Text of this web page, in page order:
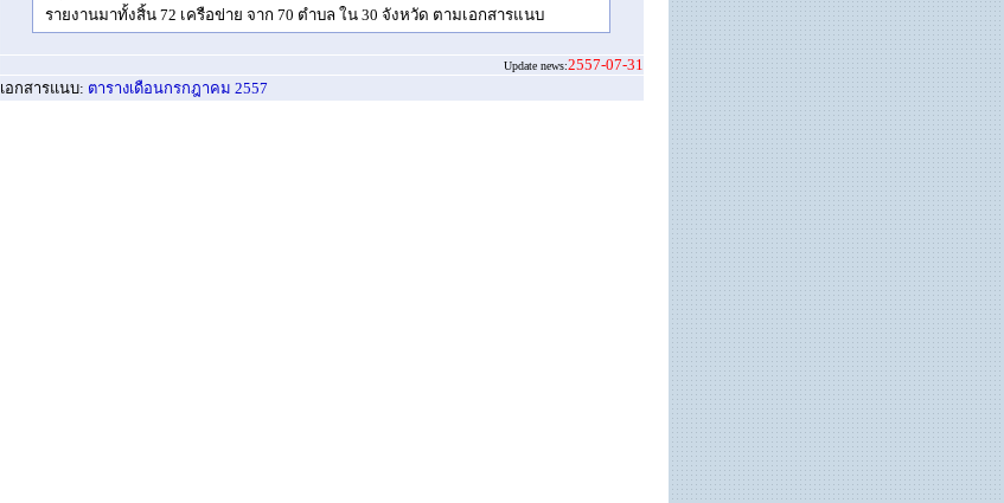
รายงานมาทั้งสิ้น 72 เครือข่าย จาก 70 ตำบล ใน 30 จังหวัด ตามเอกสารแนบ
Update news:2557-07-31
เอกสารแนบ: ตารางเดือนกรกฎาคม 2557